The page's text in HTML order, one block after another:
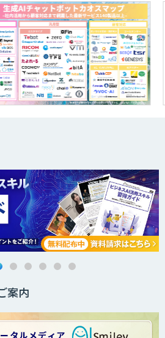
発・伴走支援・内製化支援
ンベイ AI技術実装アドバイザリー」
ビス
カルLLM×RAG「Cosnex」
カンドオピニオン
AI活用コンサルティング
案内